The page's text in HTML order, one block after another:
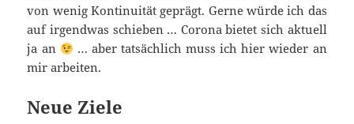
von wenig Kontinuität geprägt. Gerne würde ich das
auf irgendwas schieben … Corona bietet sich aktuell
ja an
… aber tatsächlich muss ich hier wieder an
mir arbeiten.
Neue Ziele